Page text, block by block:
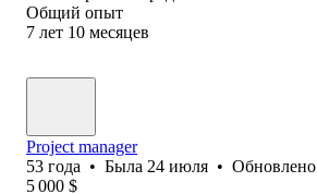
Общий опыт
7 лет 10 месяцев
Project manager
53 года • Была 24 июля • Обновлено
5 000 $